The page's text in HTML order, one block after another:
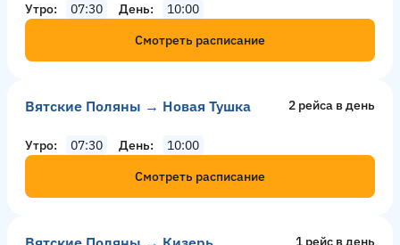
Утро 07:30 День
10:00
Смотреть расписание
Вятские Поляны → Новая Тушка 2 рейсa в день
Утро 07:30 День
10:00
Смотреть расписание
1 рейс в день